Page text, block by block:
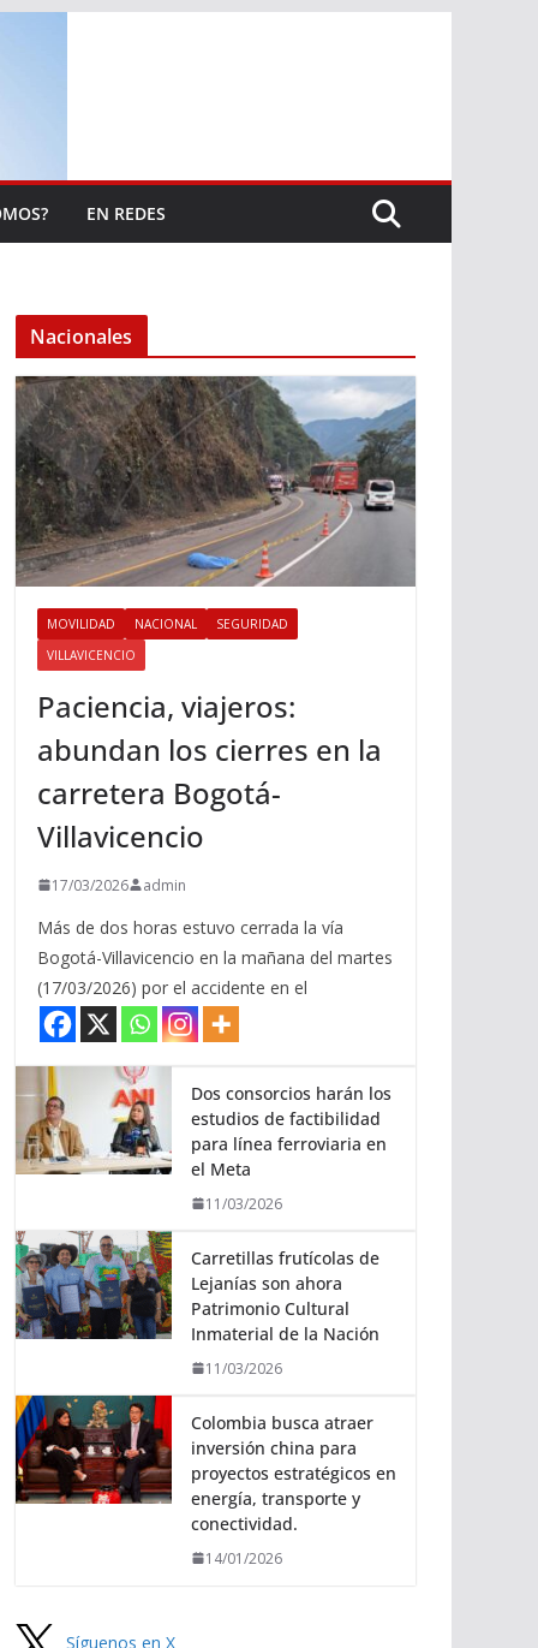
EN REDES
Nacionales
MOVILIDAD NACIONAL
SEGURIDAD
VILLAVICENCIO
Paciencia, viajeros:
abundan los cierres en la
carretera Bogotá-
Villavicencio
17/03/2026 admin
Más de dos horas estuvo cerrada la vía
Bogotá-Villavicencio en la mañana del martes
(17/03/2026) por el accidente en el
Dos consorcios harán los
estudios de factibilidad
para línea ferroviaria en
el Meta
11/03/2026
Carretillas frutícolas de
Lejanías son ahora
Patrimonio Cultural
Inmaterial de la Nación
11/03/2026
Colombia busca atraer
inversión china para
proyectos estratégicos en
energía, transporte y
conectividad.
14/01/2026
Síguenos en X